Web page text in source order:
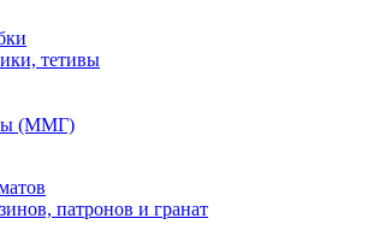
тетивы
(ММГ)
патронов и гранат